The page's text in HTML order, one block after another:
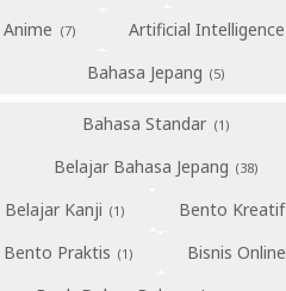
Anime
Artificial Intelligence
Bahasa Jepang
Bahasa Standar
Belajar Bahasa Jepang
Belajar Kanji
Bento Kreatif
Bento Praktis
Bisnis Online